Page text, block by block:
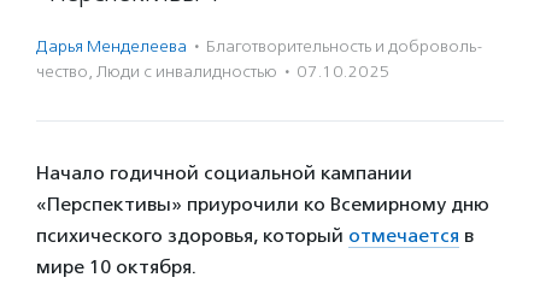
Дарья Менделеева · Благотвори­тель­ность и доброволь­
чест­во, Люди с инвалидностью · 07.10.2025
Начало годичной социальной кампании
«Перспективы» приурочили ко Всемирному дню
психического здоровья, который отмечается в
мире 10 октября.